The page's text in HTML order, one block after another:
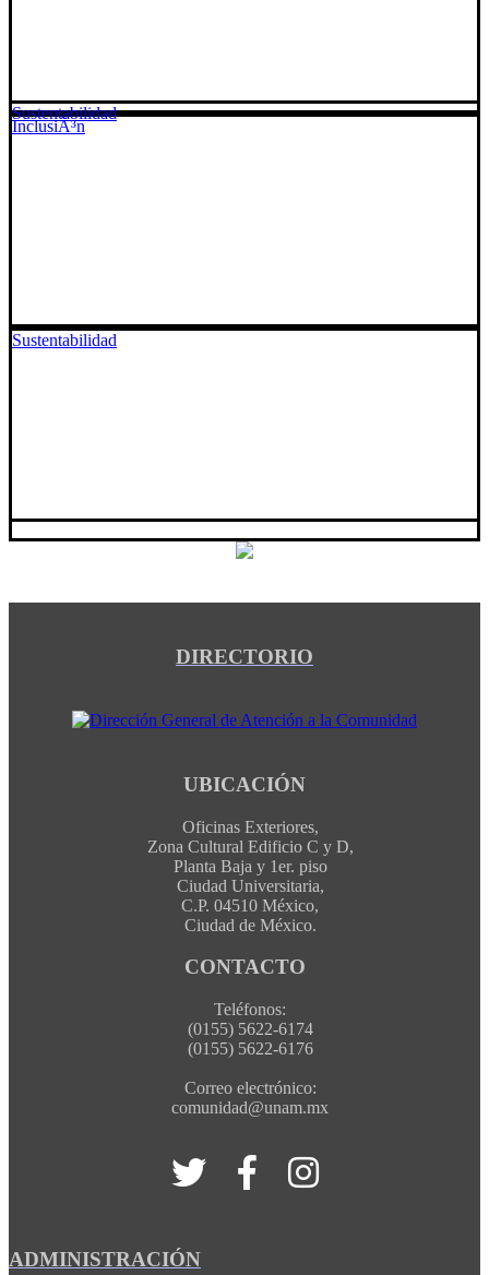
InclusiÃ³n
Sustentabilidad
Sustentabilidad
DIRECTORIO
UBICACIÓN
Oficinas Exteriores,
Zona Cultural Edificio C y D,
Planta Baja y 1er. piso
Ciudad Universitaria,
C.P. 04510 México,
Ciudad de México.
CONTACTO
Teléfonos:
(0155) 5622-6174
(0155) 5622-6176
Correo electrónico:
comunidad@unam.mx
ADMINISTRACIÓN